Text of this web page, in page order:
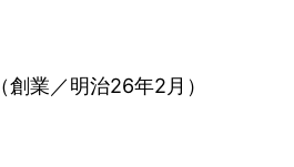
（創業／明治26年2月 ）